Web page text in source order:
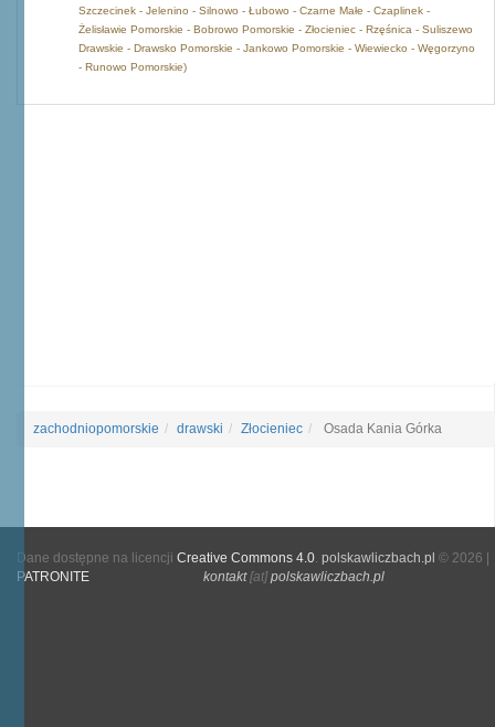
Szczecinek - Jelenino - Silnowo - Łubowo - Czarne Małe - Czaplinek -
Żelisławie Pomorskie - Bobrowo Pomorskie - Złocieniec - Rzęśnica - Suliszewo
Drawskie - Drawsko Pomorskie - Jankowo Pomorskie - Wiewiecko - Węgorzyno
- Runowo Pomorskie)
zachodniopomorskie drawski Złocieniec Osada Kania Górka
Dane dostępne na licencji Creative Commons 4.0. polskawliczbach.pl © 2026 |
PATRONITE
kontakt[at]polskawliczbach.pl